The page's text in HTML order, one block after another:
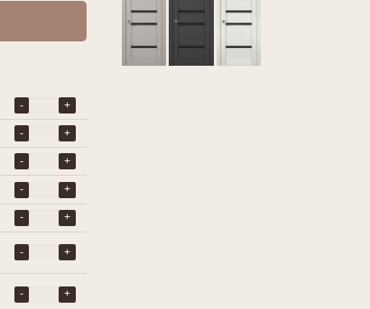
- +
- +
- +
- +
- +
- +
- +